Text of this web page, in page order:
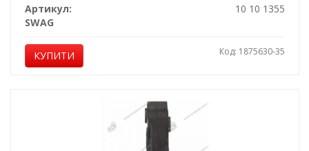
Артикул:
10 10 1355
SWAG
КУПИТИ Код: 1875630-35